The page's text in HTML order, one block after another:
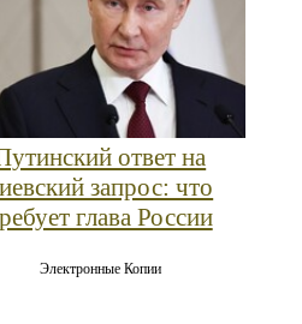
ответ на
запрос: что
глава России
Электронные Копии